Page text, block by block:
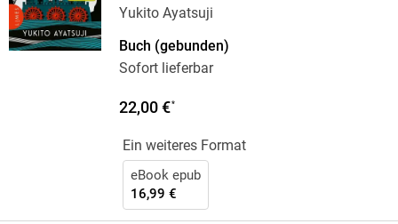
Yukito Ayatsuji
Buch (gebunden)
Sofort lieferbar
22,00 €*
Ein weiteres Format
eBook epub
16,99 €